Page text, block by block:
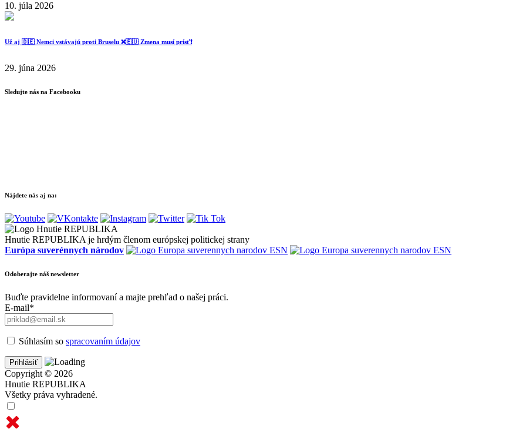
10. júla 2026
Už aj 🇩🇪 Nemci vstávajú proti Bruselu ❌️🇪🇺 Zmena musí prísť❗️
29. júna 2026
Sledujte nás na Facebooku
Nájdete nás aj na:
Hnutie REPUBLIKA je hrdým členom európskej politickej strany
Európa suverénnych národov
Odoberajte náš newsletter
Buďte pravidelne informovaní a majte prehľad o našej práci.
E-mail*
Súhlasím so spracovaním údajov
Copyright © 2026
Hnutie REPUBLIKA
Všetky práva vyhradené.